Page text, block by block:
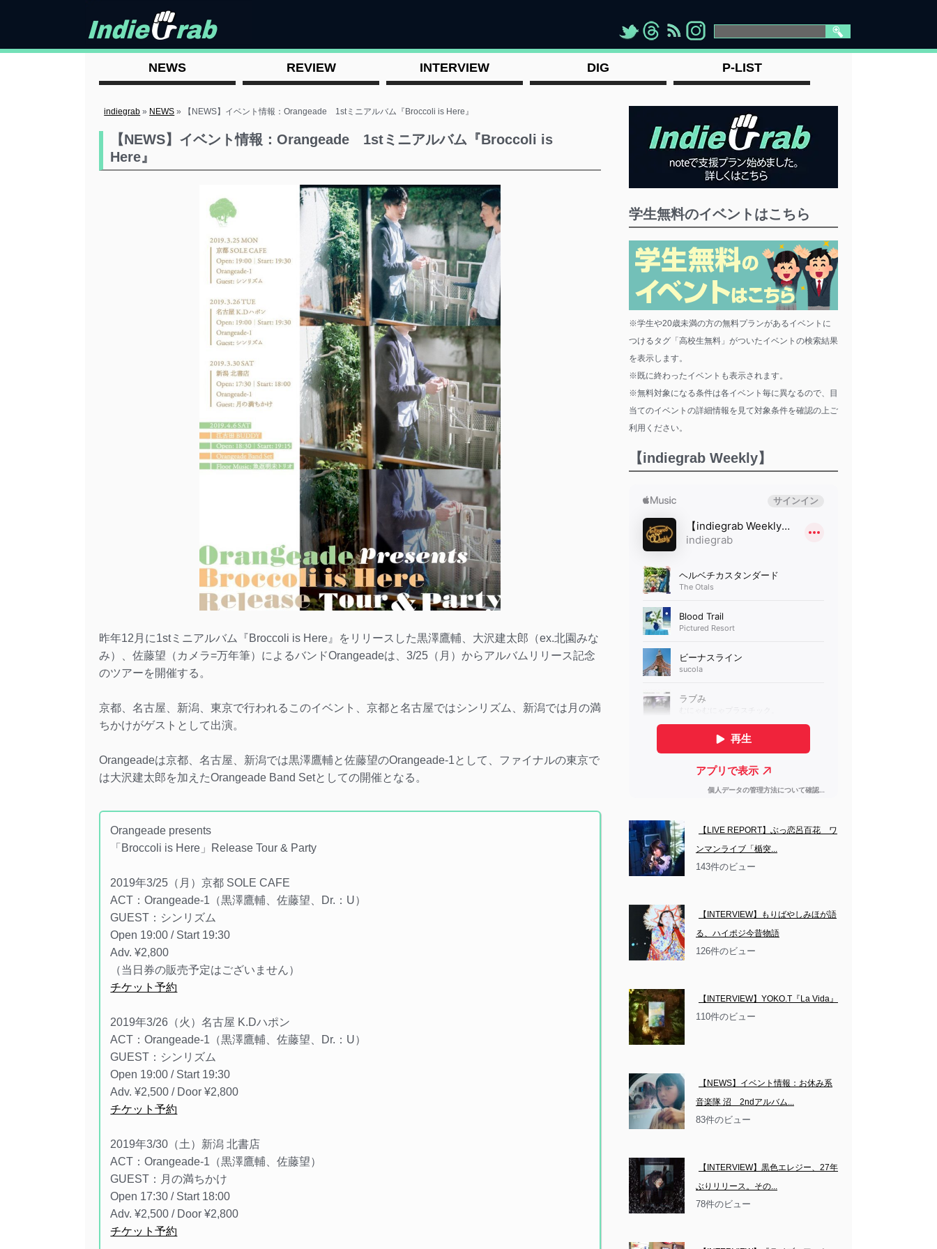
"> "> "> " >
NEWS REVIEW INTERVIEW DIG P-LIST
indiegrab » NEWS » 【NEWS】イベント情報：Orangeade 1stミニアルバム『Broccoli is Here』
【NEWS】イベント情報：Orangeade 1stミニアルバム『Broccoli is
Here』
昨年12月に1stミニアルバム『Broccoli is Here』をリリースした黒澤鷹輔、大沢建太郎（ex.北園みな
み）、佐藤望（カメラ=万年筆）によるバンドOrangeadeは、3/25（月）からアルバムリリース記念
のツアーを開催する。
京都、名古屋、新潟、東京で行われるこのイベント、京都と名古屋ではシンリズム、新潟では月の満
ちかけがゲストとして出演。
Orangeadeは京都、名古屋、新潟では黒澤鷹輔と佐藤望のOrangeade-1として、ファイナルの東京で
は大沢建太郎を加えたOrangeade Band Setとしての開催となる。
Orangeade presents
「Broccoli is Here」Release Tour & Party
2019年3/25（月）京都 SOLE CAFE
ACT：Orangeade-1（黒澤鷹輔、佐藤望、Dr.：U）
GUEST：シンリズム
Open 19:00 / Start 19:30
Adv. ¥2,800
（当日券の販売予定はございません）
チケット予約
2019年3/26（火）名古屋 K.Dハポン
ACT：Orangeade-1（黒澤鷹輔、佐藤望、Dr.：U）
GUEST：シンリズム
Open 19:00 / Start 19:30
Adv. ¥2,500 / Door ¥2,800
チケット予約
2019年3/30（土）新潟 北書店
ACT：Orangeade-1（黒澤鷹輔、佐藤望）
GUEST：月の満ちかけ
Open 17:30 / Start 18:00
Adv. ¥2,500 / Door ¥2,800
チケット予約
学生無料のイベントはこちら
※学生や20歳未満の方の無料プランがあるイベントに
つけるタグ「高校生無料」がついたイベントの検索結果
を表示します。
※既に終わったイベントも表示されます。
※無料対象になる条件は各イベント毎に異なるので、目
当てのイベントの詳細情報を見て対象条件を確認の上ご
利用ください。
【indiegrab Weekly】
【LIVE REPORT】ぶっ恋呂百花　ワ
ンマンライブ「楯突...
143件のビュー
【INTERVIEW】もりばやしみほが語
る、ハイポジ今昔物語
126件のビュー
【INTERVIEW】YOKO.T『La Vida』
110件のビュー
【NEWS】イベント情報：お休み系
音楽隊 沼　2ndアルバム...
83件のビュー
【INTERVIEW】黒色エレジー、27年
ぶりリリース。その...
78件のビュー